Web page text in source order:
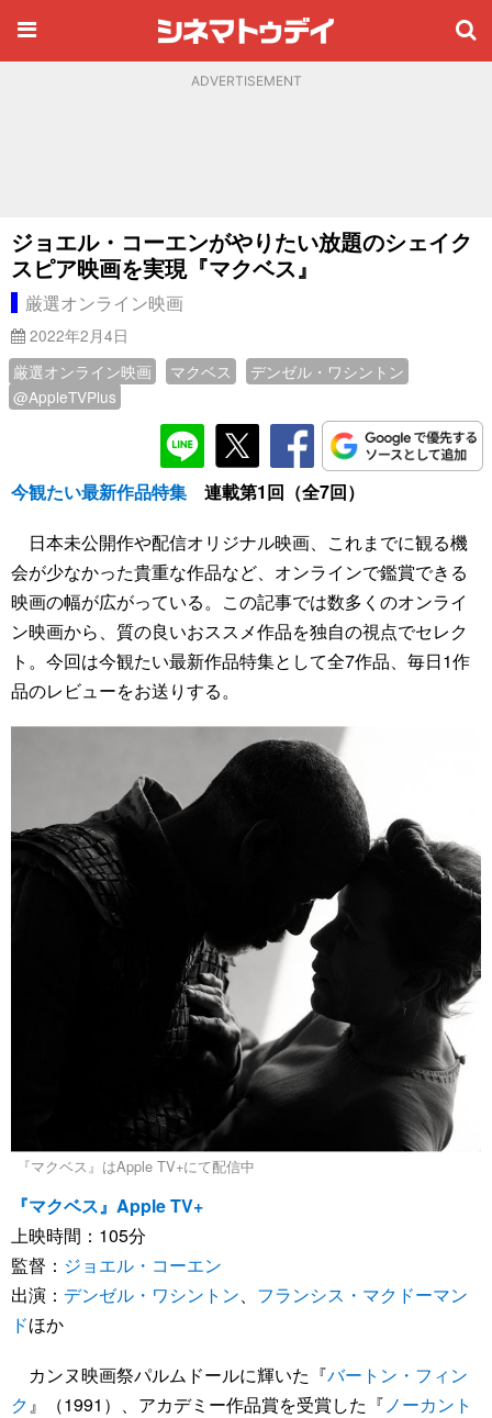
ADVERTISEMENT
ジョエル・コーエンがやりたい放題のシェイク
スピア映画を実現『マクベス』
厳選オンライン映画
2022年2月4日
厳選オンライン映画
マクベス
デンゼル・ワシントン
@AppleTVPlus
今観たい最新作品特集 連載第1回（全7回）
日本未公開作や配信オリジナル映画、これまでに観る機
会が少なかった貴重な作品など、オンラインで鑑賞できる
映画の幅が広がっている。この記事では数多くのオンライ
ン映画から、質の良いおススメ作品を独自の視点でセレク
ト。今回は今観たい最新作品特集として全7作品、毎日1作
品のレビューをお送りする。
『マクベス』はApple TV+にて配信中
『マクベス』Apple TV+
上映時間：105分
監督： ジョエル・コーエン
出演： デンゼル・ワシントン、 フランシス・マクドーマン
ドほか
カンヌ映画祭パルムドールに輝いた『バートン・フィン
ク』（1991）、アカデミー作品賞を受賞した『ノーカント